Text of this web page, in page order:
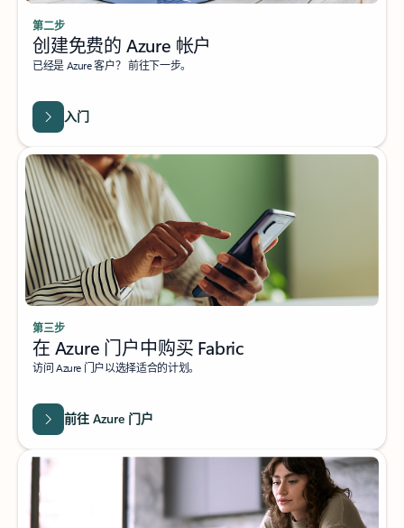
第二步
创建免费的 Azure 帐户
已经是 Azure 客户？ 前往下一步。
入门
第三步
在 Azure 门户中购买 Fabric
访问 Azure 门户以选择适合的计划。
前往 Azure 门户